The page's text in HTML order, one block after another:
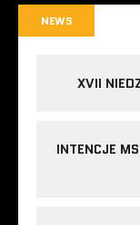
NEWS
XVII
INTENCJE